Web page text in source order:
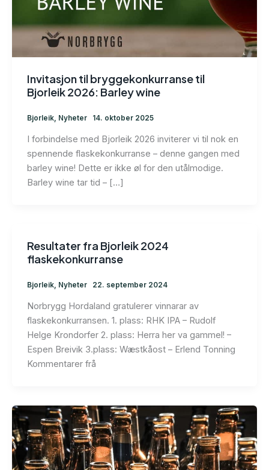
Invitasjon til bryggekonkurranse til
Bjorleik 2026: Barley wine
Bjorleik, Nyheter 14. oktober 2025
I forbindelse med Bjorleik 2026 inviterer vi til nok en
spennende flaskekonkurranse – denne gangen med
barley wine! Dette er ikke øl for den utålmodige.
Barley wine tar tid – […]
Resultater fra Bjorleik 2024
flaskekonkurranse
Bjorleik, Nyheter 22. september 2024
Norbrygg Hordaland gratulerer vinnarar av
flaskekonkurransen. 1. plass: RHK IPA – Rudolf
Helge Krondorfer 2. plass: Herra her va gammel! –
Espen Breivik 3.plass: Wæstkåost – Erlend Tonning
Kommentarer frå